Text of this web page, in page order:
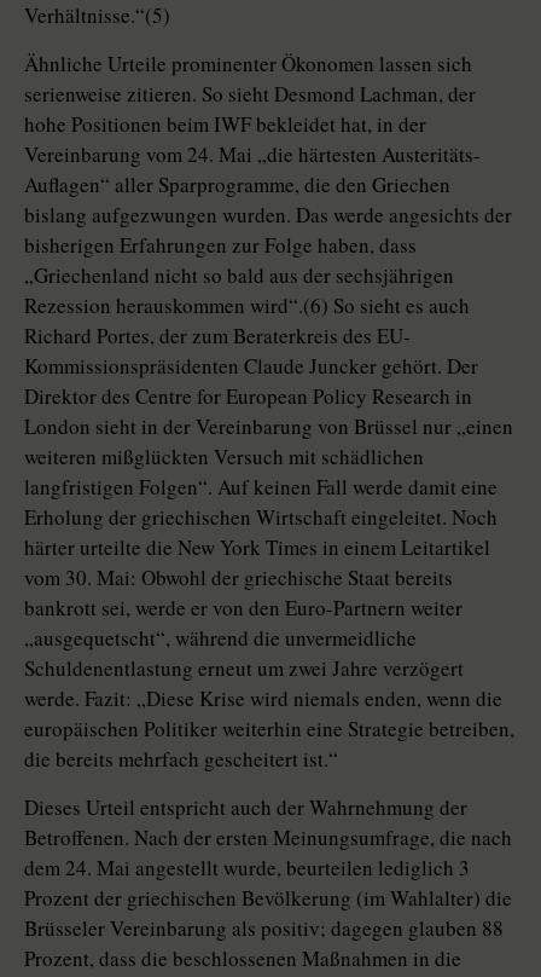
Verhältnisse.“(5)
Ähnliche Urteile prominenter Ökonomen lassen sich
serienweise zitieren. So sieht Desmond Lachman, der
hohe Positionen beim IWF bekleidet hat, in der
Vereinbarung vom 24. Mai „die härtesten Austeritäts-
Auflagen“ aller Sparprogramme, die den Griechen
bislang aufgezwungen wurden. Das werde angesichts der
bisherigen Erfahrungen zur Folge haben, dass
„Griechenland nicht so bald aus der sechsjährigen
Rezession herauskommen wird“.(6) So sieht es auch
Richard Portes, der zum Beraterkreis des EU-
Kommissionspräsidenten Claude Juncker gehört. Der
Direktor des Centre for European Policy Research in
London sieht in der Vereinbarung von Brüssel nur „einen
weiteren mißglückten Versuch mit schädlichen
langfristigen Folgen“. Auf keinen Fall werde damit eine
Erholung der griechischen Wirtschaft eingeleitet. Noch
härter urteilte die New York Times in einem Leitartikel
vom 30. Mai: Obwohl der griechische Staat bereits
bankrott sei, werde er von den Euro-Partnern weiter
„ausgequetscht“, während die unvermeidliche
Schuldenentlastung erneut um zwei Jahre verzögert
werde. Fazit: „Diese Krise wird niemals enden, wenn die
europäischen Politiker weiterhin eine Strategie betreiben,
die bereits mehrfach gescheitert ist.“
Dieses Urteil entspricht auch der Wahrnehmung der
Betroffenen. Nach der ersten Meinungsumfrage, die nach
dem 24. Mai angestellt wurde, beurteilen lediglich 3
Prozent der griechischen Bevölkerung (im Wahlalter) die
Brüsseler Vereinbarung als positiv; dagegen glauben 88
Prozent, dass die beschlossenen Maßnahmen in die